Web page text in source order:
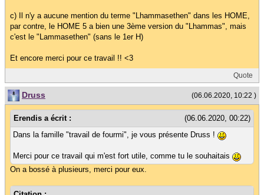
c) Il n'y a aucune mention du terme "Lhammasethen" dans les HOME,
par contre, le HOME 5 a bien une 3ème version du "Lhammas", mais
c'est le "Lammasethen" (sans le 1er H)
Et encore merci pour ce travail !! <3
Quote
(06.06.2020, 10:22 )
Druss
(06.06.2020, 00:22)
Erendis a écrit :
Dans la famille "travail de fourmi", je vous présente Druss !
Merci pour ce travail qui m'est fort utile, comme tu le souhaitais
On a bossé à plusieurs, merci pour eux.